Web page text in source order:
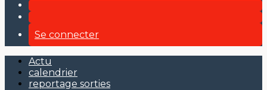
Se connecter
Actu
calendrier
reportage sorties